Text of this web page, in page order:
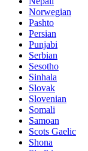
Norwegian
Pashto
Persian
Punjabi
Serbian
Sesotho
Sinhala
Slovak
Slovenian
Somali
Samoan
Scots Gaelic
Shona